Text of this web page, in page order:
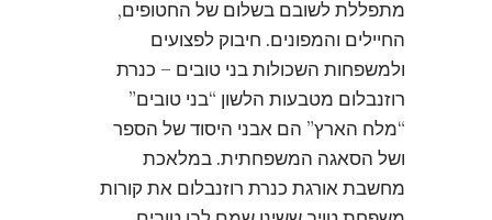
מתפללת לשובם בשלום של החטופים,
החיילים והמפונים. חיבוק לפצועים
ולמשפחות השכולות בני טובים – כנרת
רוזנבלום מטבעות הלשון “בני טובים”
“מלח הארץ” הם אבני היסוד של הספר
ושל הסאגה המשפחתית. במלאכת
מחשבת אורגת כנרת רוזנבלום את קורות